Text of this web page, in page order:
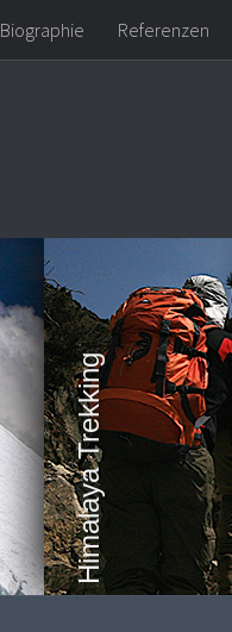
Biographie Referenzen
Himalaya Trekking